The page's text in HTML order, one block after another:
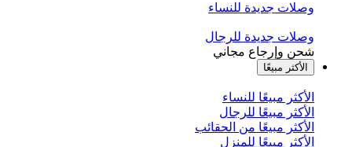
وصلات جديدة للنساء
وصلات جديدة للرجال
شحن وإرجاع مجاني
الأكثر مبيعًا
الأكثر مبيعًا للنساء
الأكثر مبيعًا للرجال
الأكثر مبيعًا من الحقائب
الأكثر مبيعًا للمنزل